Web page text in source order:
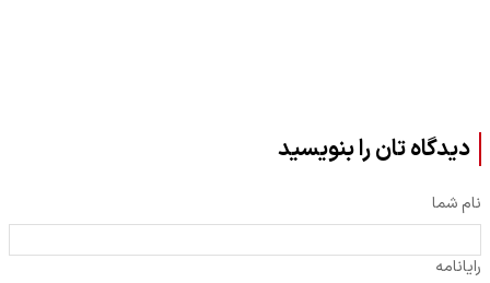
دیدگاه تان را بنویسید
نام شما
رایانامه